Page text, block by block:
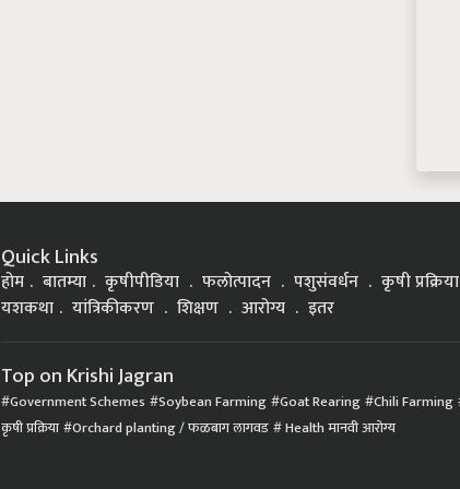
Quick Links
होम बातम्या कृषीपीडिया फलोत्पादन पशुसंवर्धन
कृषी प्रक्रिया
यशकथा
यांत्रिकीकरण शिक्षण आरोग्य इतर
Top on Krishi Jagran
Government Schemes Soybean Farming Goat Rearing Chili Farming
कृषी प्रक्रिया Orchard planting / फळबाग लागवड Health मानवी आरोग्य